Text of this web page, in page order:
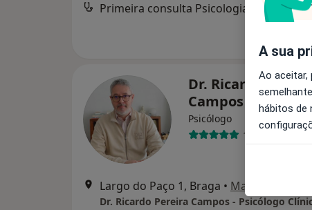
Primeira consulta Psicologia
Dr. Ricardo
Campos
Psicólogo
138 opiniões
Largo do Paço 1, Braga • Mapa
A sua
Ao
hábitos de